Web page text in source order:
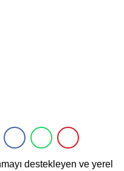
destekleyen ve yerel